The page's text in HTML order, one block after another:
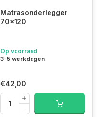
Matrasonderlegger
70x120
Op voorraad
3-5 werkdagen
€42,00